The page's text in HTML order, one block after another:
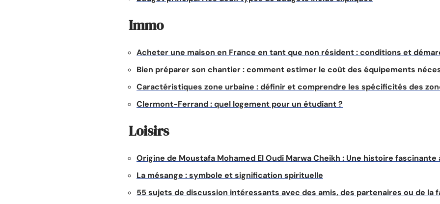
Immo
Acheter une maison en France en tant que non résident : conditions et
Bien préparer son chantier : comment estimer le coût des équipements
Caractéristiques zone urbaine : définir et comprendre les spécificités des
Clermont-Ferrand : quel logement pour un étudiant ?
Loisirs
Origine de Moustafa Mohamed El Oudi Marwa Cheikh : Une histoire
La mésange : symbole et signification spirituelle
55 sujets de discussion intéressants avec des amis, des partenaires ou de la